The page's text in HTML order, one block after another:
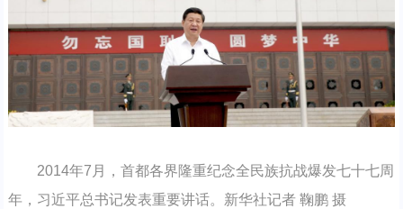
2014年7月，首都各界隆重纪念全民族抗战爆发七十七周
年，习近平总书记发表重要讲话。新华社记者 鞠鹏 摄